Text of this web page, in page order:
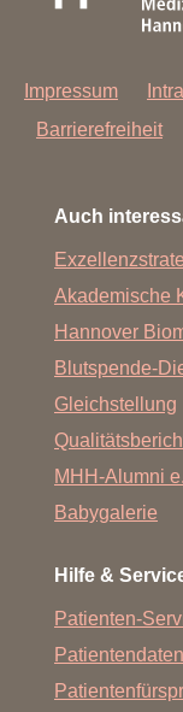
Fax: +49 511 532
Impressum
Barrierefreiheit
Auch
Akademische
Hannover
Blutspende-
Gleichstellung
MHH-Alumni
Babygalerie
Hilfe &
Patienten-